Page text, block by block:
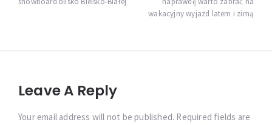
wakacyjny wyjazd latem i zimą
Leave A Reply
Your email address will not be published. Required fields are